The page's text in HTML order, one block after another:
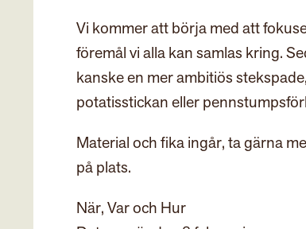
Vi kommer att börja med att
föremål vi alla kan samlas kring.
kanske en mer ambitiös
potatisstickan eller
Material och fika ingår, ta gärna
på plats.
När, Var och Hur